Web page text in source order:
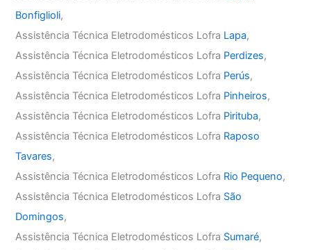
Bonfiglioli,
Assistência Técnica Eletrodomésticos Lofra Lapa,
Assistência Técnica Eletrodomésticos Lofra Perdizes,
Assistência Técnica Eletrodomésticos Lofra Perús,
Assistência Técnica Eletrodomésticos Lofra Pinheiros,
Assistência Técnica Eletrodomésticos Lofra Pirituba,
Assistência Técnica Eletrodomésticos Lofra Raposo
Tavares,
Assistência Técnica Eletrodomésticos Lofra Rio Pequeno,
Assistência Técnica Eletrodomésticos Lofra São
Domingos,
Assistência Técnica Eletrodomésticos Lofra Sumaré,